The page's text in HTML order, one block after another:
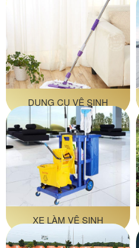
DỤNG CỤ VỆ SINH
XE LÀM VỆ SINH